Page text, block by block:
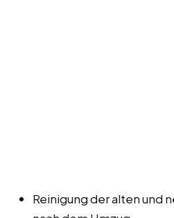
Reinigung der alten und